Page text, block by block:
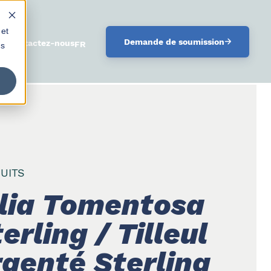
Contactez-nousFRANÇAIS Demande de soumission
Tomentosa
/ Tilleul
Sterling